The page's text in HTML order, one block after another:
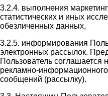
3.2.4. выполнения
статистических и иных
обезличенных данных,
3.2.5. информирования
электронных рассылок.
Пользователь соглашается
рекламно-
сообщений (рассылку).